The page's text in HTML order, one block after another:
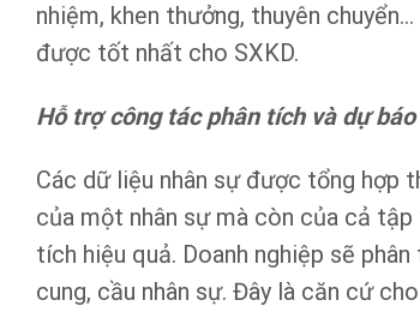
nhiệm, khen thưởng, thuyên
được tốt nhất cho SXKD.
Hỗ trợ công tác phân tích và dự
Các dữ liệu nhân sự được tổng hợp
của một nhân sự mà còn của cả tập
tích hiệu quả. Doanh nghiệp sẽ
cung, cầu nhân sự. Đây là căn cứ